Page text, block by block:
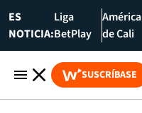
ES
NOTICIA:
Liga
BetPlay
América
de Cali
SUSCRÍBASE